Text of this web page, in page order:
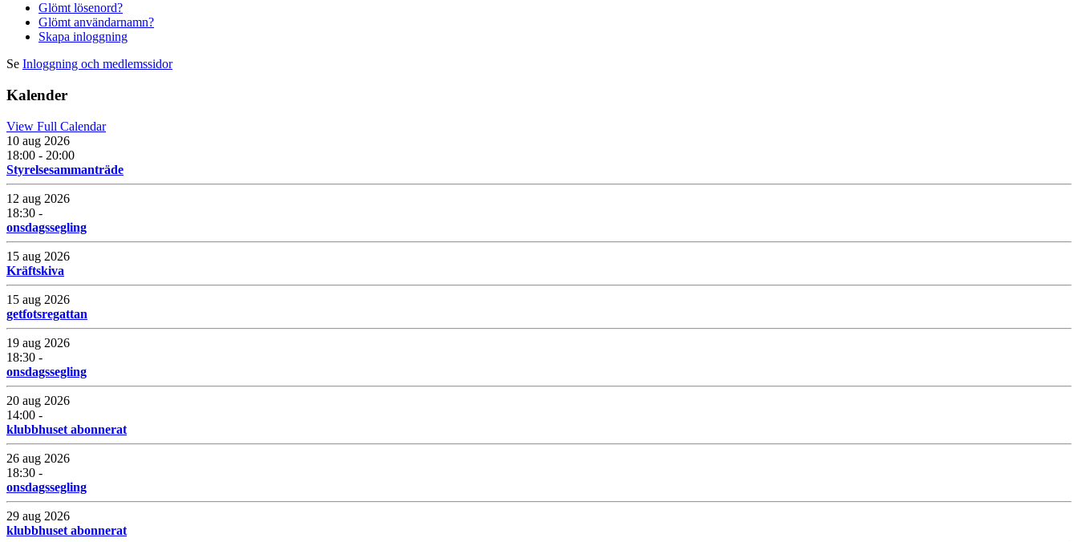
Glömt lösenord?
Glömt användarnamn?
Skapa inloggning
Se Inloggning och medlemssidor
Kalender
View Full Calendar
10 aug 2026
18:00 - 20:00
Styrelsesammanträde
12 aug 2026
18:30 -
onsdagssegling
15 aug 2026
Kräftskiva
15 aug 2026
getfotsregattan
19 aug 2026
18:30 -
onsdagssegling
20 aug 2026
14:00 -
klubbhuset abonnerat
26 aug 2026
18:30 -
onsdagssegling
29 aug 2026
klubbhuset abonnerat